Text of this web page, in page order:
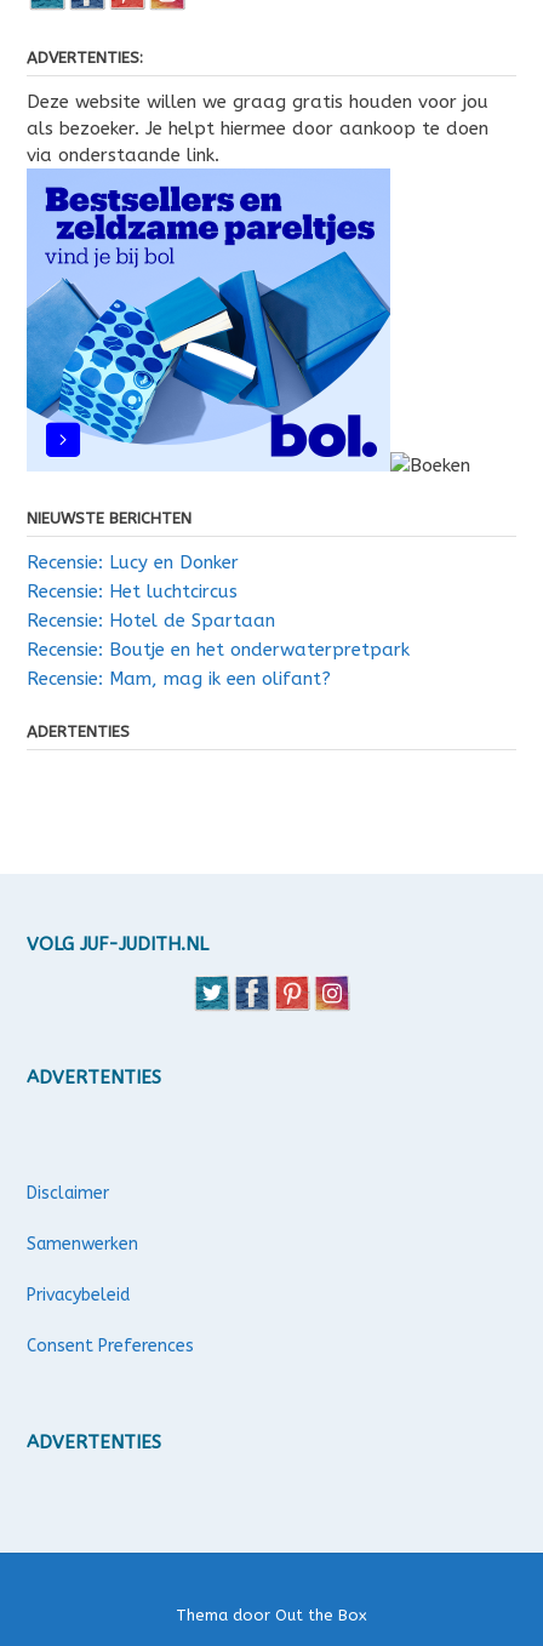
ADVERTENTIES:
Deze website willen we graag gratis houden voor jou
als bezoeker. Je helpt hiermee door aankoop te doen
via onderstaande link.
NIEUWSTE BERICHTEN
Recensie: Lucy en Donker
Recensie: Het luchtcircus
Recensie: Hotel de Spartaan
Recensie: Boutje en het onderwaterpretpark
Recensie: Mam, mag ik een olifant?
ADERTENTIES
VOLG JUF-JUDITH.NL
ADVERTENTIES
Disclaimer
Samenwerken
Privacybeleid
Consent Preferences
ADVERTENTIES
Thema door Out the Box